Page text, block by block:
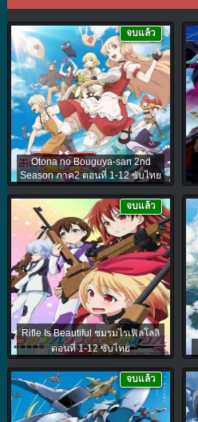
Otona no Bouguya-san 2nd
Season ภาค2 ตอนที่ 1-12 ซับไทย
จบแล้ว
Rifle Is Beautiful ชมรมไรเฟิลโลลิ
ตอนที่ 1-12 ซับไทย
จบแล้ว
จบแล้ว